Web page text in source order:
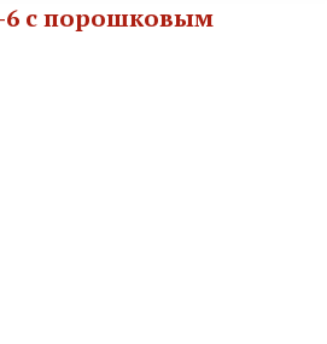
6 с порошковым